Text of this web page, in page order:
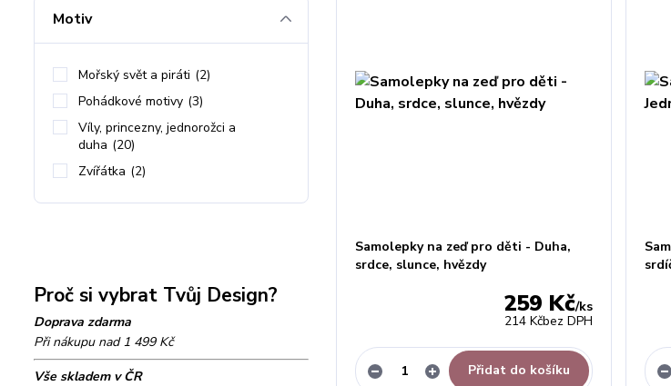
Samolepky na zeď pro děti - Duha,
srdce, slunce, hvězdy
259 Kč/ks
214 Kčbez DPH
Přidat do košíku
Motiv
Mořský svět a piráti (2)
Pohádkové motivy (3)
Víly, princezny, jednorožci a
duha (20)
Zvířátka (2)
Proč si vybrat Tvůj Design?
Doprava zdarma
Při nákupu nad 1 499 Kč
Vše skladem v ČR